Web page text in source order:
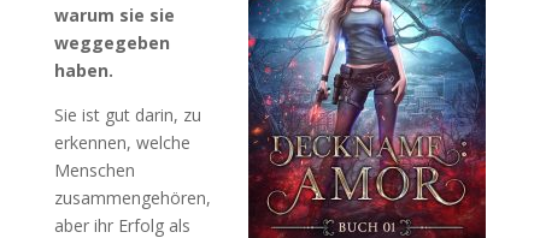
warum sie sie
weggegeben
haben.
Sie ist gut darin, zu
erkennen, welche
Menschen
zusammengehören,
aber ihr Erfolg als